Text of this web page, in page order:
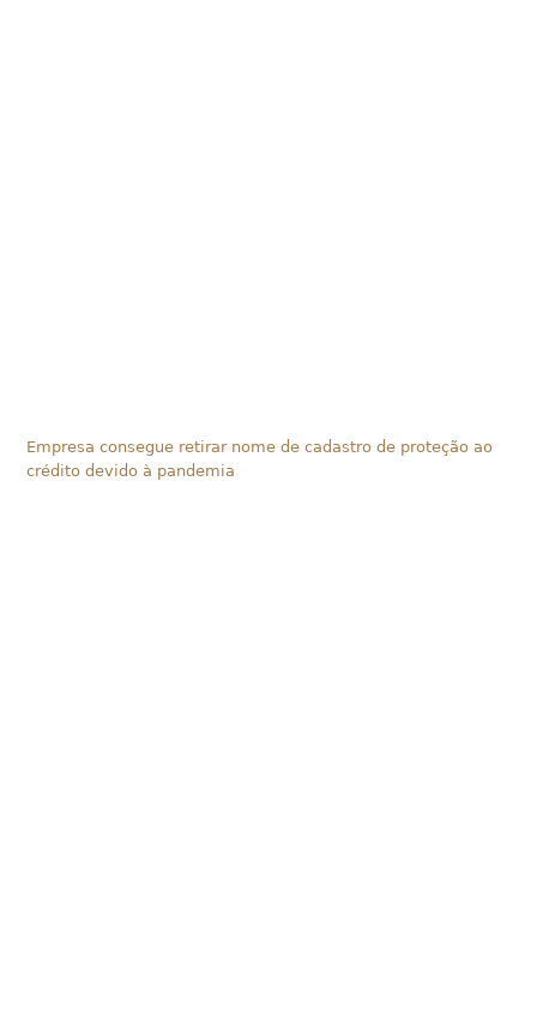
Empresa consegue retirar nome de cadastro de proteção ao
crédito devido à pandemia